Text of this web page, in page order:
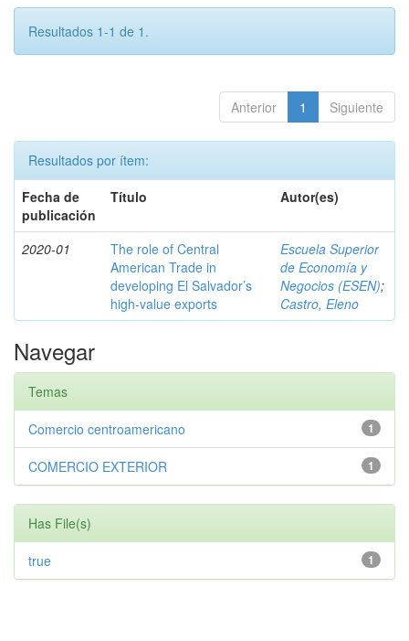
Resultados 1-1 de 1.
Anterior 1 Siguiente
Resultados por ítem:
Fecha de
publicación
Título Autor(es)
2020-01
The role of Central
American Trade in
developing El Salvador’s
high-value exports
Escuela Superior
de Economía y
Negocios (ESEN);
Castro, Eleno
Navegar
Temas
1
Comercio centroamericano
1
COMERCIO EXTERIOR
Has File(s)
1
true